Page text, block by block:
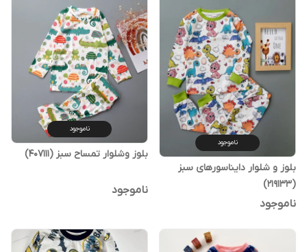
ناموجود
بلوز و شلوار دایناسورهای سبز
(219133)
ناموجود
ناموجود
بلوز وشلوار تمساح سبز (407111)
ناموجود